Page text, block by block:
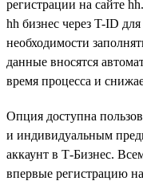
регистрации на сайте
hh бизнес через T-ID
необходимости
данные вносятся
время процесса и
Опция доступна
и индивидуальным
аккаунт в Т-Бизнес.
впервые регистрацию